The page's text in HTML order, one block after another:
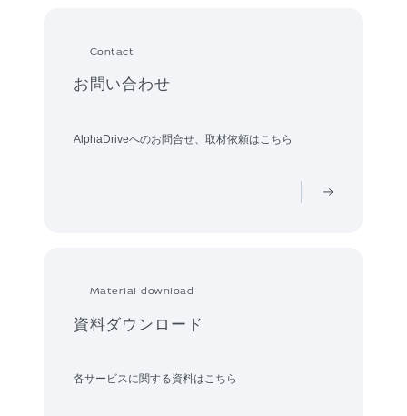
Contact
お問い合わせ
AlphaDriveへのお問合せ、取材依頼はこちら
Material download
資料ダウンロード
各サービスに関する資料はこちら